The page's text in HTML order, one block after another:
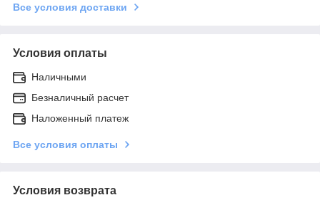
Все условия доставки
Условия оплаты
Наличными
Безналичный расчет
Наложенный платеж
Все условия оплаты
Условия возврата